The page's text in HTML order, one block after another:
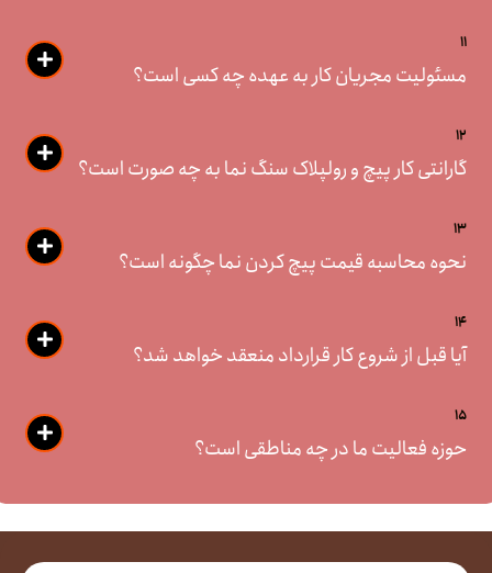
11
مسئولیت مجریان کار به عهده چه کسی است؟
12
گارانتی کار پیچ و رولپلاک سنگ نما به چه صورت است؟
13
نحوه محاسبه قیمت پیچ کردن نما چگونه است؟
14
آیا قبل از شروع کار قرارداد منعقد خواهد شد؟
15
حوزه فعالیت ما در چه مناطقی است؟